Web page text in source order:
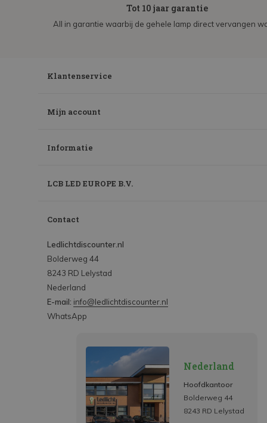
Tot 10 jaar garantie
All in garantie waarbij de gehele lamp direct vervangen
Klantenservice
Mijn account
Informatie
LCB LED EUROPE B.V.
Contact
Ledlichtdiscounter.nl
Bolderweg 44
8243 RD Lelystad
Nederland
E-mail: info@ledlichtdiscounter.nl
WhatsApp
Nederland
Hoofdkantoor
Bolderweg 44
8243 RD Lelystad